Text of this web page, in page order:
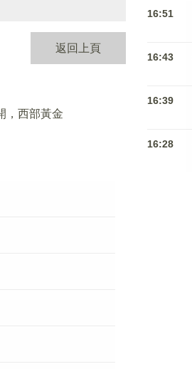
返回上頁
，西部黃金
16:51
16:43
16:39
16:28